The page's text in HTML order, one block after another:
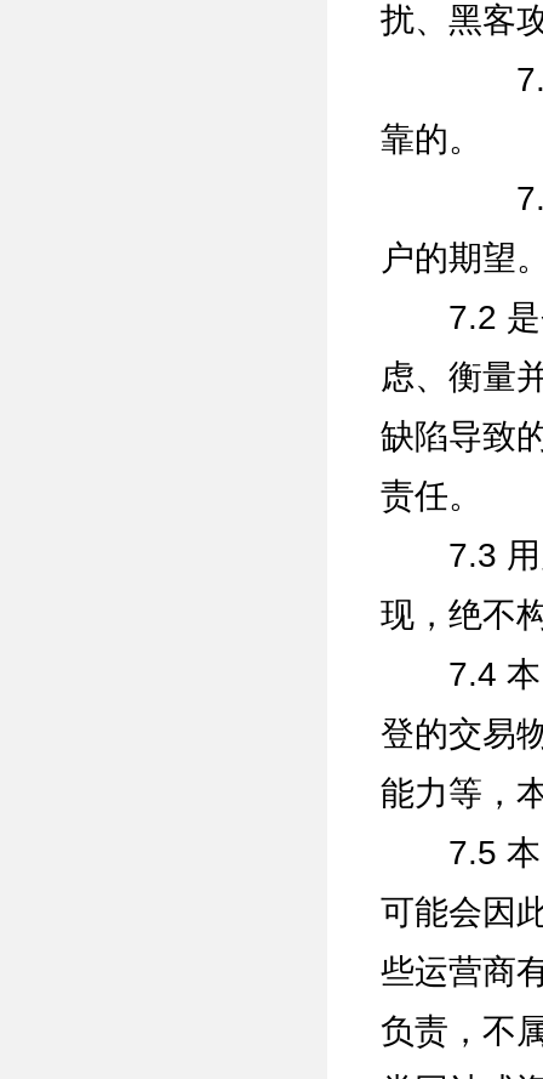
扰、黑客
7.1.3
靠的。
7.1.4
户的期望
7.2 是否
虑、衡量
缺陷导致
责任。
7.3 用户
现，绝不
7.4 本网
登的交易
能力等，
7.5 本网
可能会因
些运营商
负责，不